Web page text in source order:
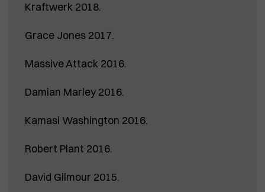
Kraftwerk 2018.
Grace Jones 2017.
Massive Attack 2016.
Damian Marley 2016.
Kamasi Washington 2016.
Robert Plant 2016.
David Gilmour 2015.